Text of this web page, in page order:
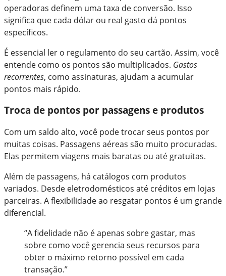
operadoras definem uma taxa de conversão. Isso
significa que cada dólar ou real gasto dá pontos
específicos.
É essencial ler o regulamento do seu cartão. Assim, você
entende como os pontos são multiplicados. Gastos
recorrentes, como assinaturas, ajudam a acumular
pontos mais rápido.
Troca de pontos por passagens e produtos
Com um saldo alto, você pode trocar seus pontos por
muitas coisas. Passagens aéreas são muito procuradas.
Elas permitem viagens mais baratas ou até gratuitas.
Além de passagens, há catálogos com produtos
variados. Desde eletrodomésticos até créditos em lojas
parceiras. A flexibilidade ao resgatar pontos é um grande
diferencial.
“A fidelidade não é apenas sobre gastar, mas
sobre como você gerencia seus recursos para
obter o máximo retorno possível em cada
transação.”